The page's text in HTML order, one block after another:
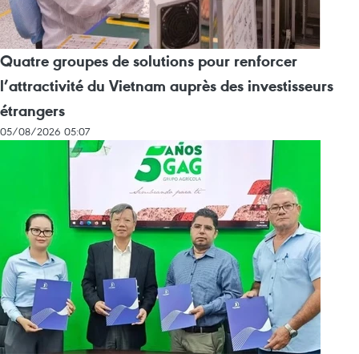
Quatre groupes de solutions pour renforcer
l’attractivité du Vietnam auprès des investisseurs
étrangers
05/08/2026 05:07